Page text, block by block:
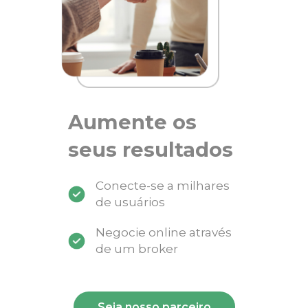
Aumente os
seus resultados
Conecte-se a milhares
de usuários
Negocie online através
de um broker